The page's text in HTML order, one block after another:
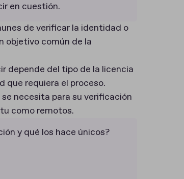
en cuestión.
de verificar la identidad o
objetivo común de la
depende del tipo de la licencia
que requiera el proceso.
necesita para su verificación
como remotos.
y qué los hace únicos?